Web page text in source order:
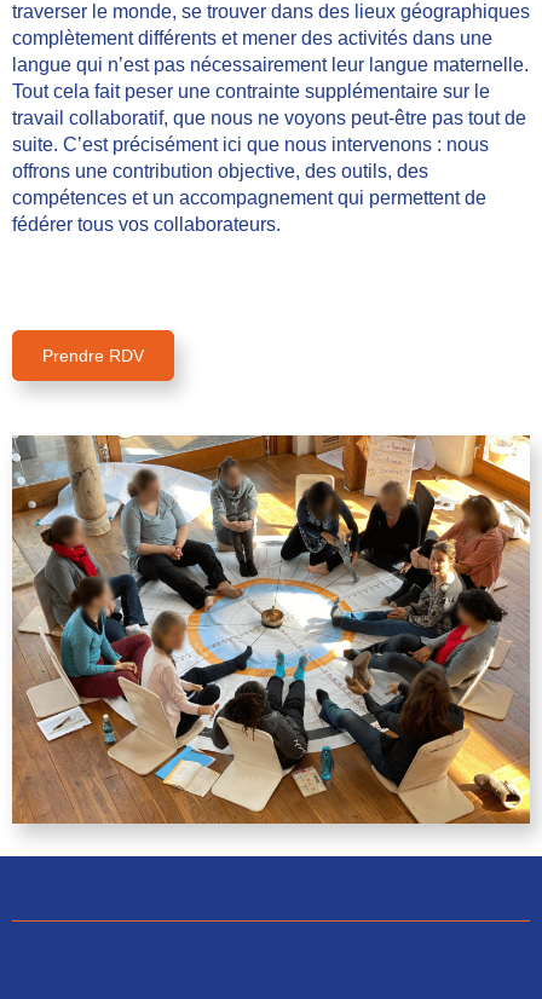
traverser le monde, se trouver dans des lieux géographiques
complètement différents et mener des activités dans une
langue qui n’est pas nécessairement leur langue maternelle.
Tout cela fait peser une contrainte supplémentaire sur le
travail collaboratif, que nous ne voyons peut-être pas tout de
suite. C’est précisément ici que nous intervenons : nous
offrons une contribution objective, des outils, des
compétences et un accompagnement qui permettent de
fédérer tous vos collaborateurs.
Prendre RDV